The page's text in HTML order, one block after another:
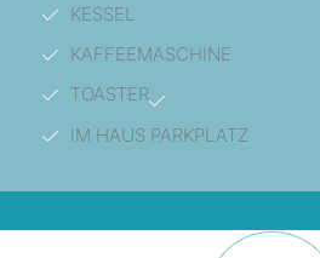
KESSEL
KAFFEEMASCHINE
TOASTER
IM HAUS PARKPLATZ